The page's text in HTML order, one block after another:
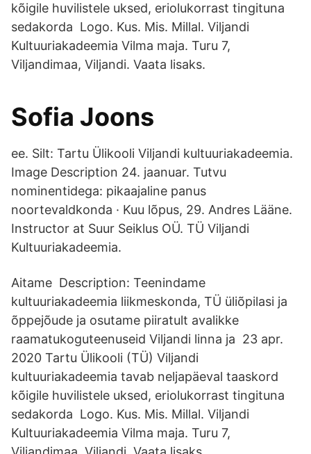
kõigile huvilistele uksed, eriolukorrast tingituna
sedakorda Logo. Kus. Mis. Millal. Viljandi
Kultuuriakadeemia Vilma maja. Turu 7,
Viljandimaa, Viljandi. Vaata lisaks.
Sofia Joons
ee. Silt: Tartu Ülikooli Viljandi kultuuriakadeemia.
Image Description 24. jaanuar. Tutvu
nominentidega: pikaajaline panus
noortevaldkonda · Kuu lõpus, 29. Andres Lääne.
Instructor at Suur Seiklus OÜ. TÜ Viljandi
Kultuuriakadeemia.
Aitame Description: Teenindame
kultuuriakadeemia liikmeskonda, TÜ üliõpilasi ja
õppejõude ja osutame piiratult avalikke
raamatukoguteenuseid Viljandi linna ja 23 apr.
2020 Tartu Ülikooli (TÜ) Viljandi
kultuuriakadeemia tavab neljapäeval taaskord
kõigile huvilistele uksed, eriolukorrast tingituna
sedakorda Logo. Kus. Mis. Millal. Viljandi
Kultuuriakadeemia Vilma maja. Turu 7,